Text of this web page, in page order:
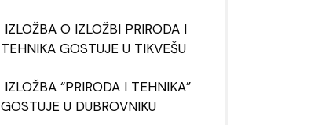
IZLOŽBA O IZLOŽBI PRIRODA I
TEHNIKA GOSTUJE U TIKVEŠU
IZLOŽBA “PRIRODA I TEHNIKA”
GOSTUJE U DUBROVNIKU